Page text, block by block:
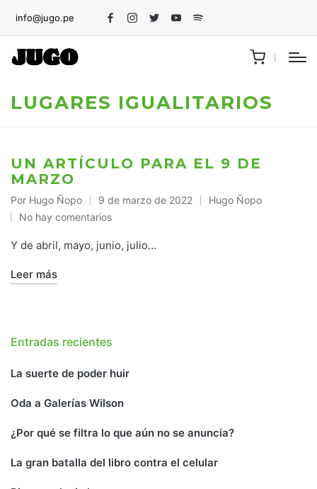
info@jugo.pe
FacebookInstagram
TwitterYoutubeSpotify
LUGARES IGUALITARIOS
UN ARTÍCULO PARA EL 9 DE
MARZO
Publicado
por
Por Hugo Ñopo 9 de marzo de 2022
Publicado
Hugo Ñopo
No hay comentarios
Y de abril, mayo, junio, julio…
Leer más
Entradas recientes
La suerte de poder huir
Oda a Galerías Wilson
¿Por qué se filtra lo que aún no se anuncia?
La gran batalla del libro contra el celular